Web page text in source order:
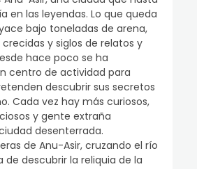
en las leyendas. Lo que queda
bajo toneladas de arena,
y siglos de relatos y
hace poco se ha
centro de actividad para
descubrir sus secretos
Cada vez hay más curiosos,
y gente extraña
desenterrada.
de Anu-Asir, cruzando el río
de descubrir la reliquia de la